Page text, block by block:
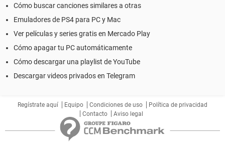
Cómo buscar canciones similares a otras
Emuladores de PS4 para PC y Mac
Ver películas y series gratis en Mercado Play
Cómo apagar tu PC automáticamente
Cómo descargar una playlist de YouTube
Descargar videos privados en Telegram
Regístrate aquí Equipo Condiciones de uso
Política de privacidad
Contacto
Aviso legal